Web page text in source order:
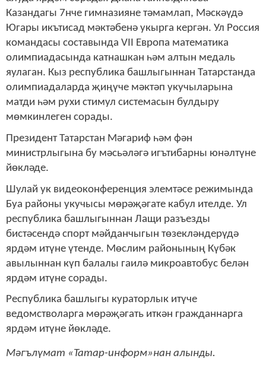
Казандагы 7нче гимназияне тәмамлап, Мәскәүдә
Югары икътисад мәктәбенә укырга кергән. Ул Россия
командасы составында VII Европа математика
олимпиадасында катнашкан һәм алтын медаль
яулаган. Кыз республика башлыгыннан Татарстанда
олимпиадаларда җиңүче мәктәп укучыларына
матди һәм рухи стимул системасын булдыру
мөмкинлеген сорады.
Президент Татарстан Мәгариф һәм фән
министрлыгына бу мәсьәләгә игътибарны юнәлтүне
йөкләде.
Шулай ук видеоконференция элемтәсе режимында
Буа районы укучысы мөрәҗәгате кабул ителде. Ул
республика башлыгыннан Лащи разъезды
бистәсендә спорт мәйданчыгын төзекләндерүдә
ярдәм итүне үтенде. Мөслим районының Күбәк
авылыннан күп балалы гаилә микроавтобус белән
ярдәм итүне сорады.
Республика башлыгы кураторлык итүче
ведомстволарга мөрәҗәгать иткән гражданнарга
ярдәм итүне йөкләде.
Мәгълүмат «Татар-информ»нан алынды.